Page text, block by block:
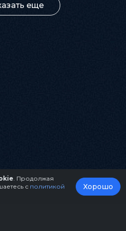
еще
. Продолжая
с политикой
Хорошо